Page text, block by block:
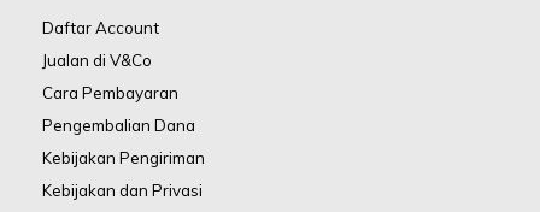
Daftar Account
Jualan di V&Co
Cara Pembayaran
Pengembalian Dana
Kebijakan Pengiriman
Kebijakan dan Privasi